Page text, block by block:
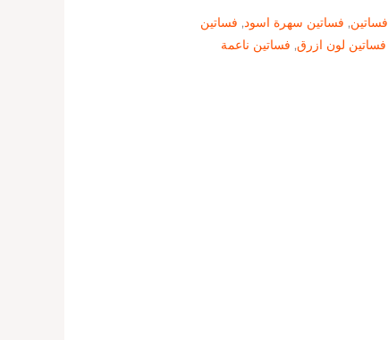
فساتين, فساتين سهرة اسود, فساتين
فساتين لون ازرق, فساتين ناعمة